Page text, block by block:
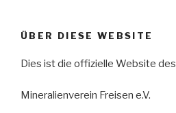
ÜBER DIESE WEBSITE
Dies ist die offizielle Website des
Mineralienverein Freisen e.V.